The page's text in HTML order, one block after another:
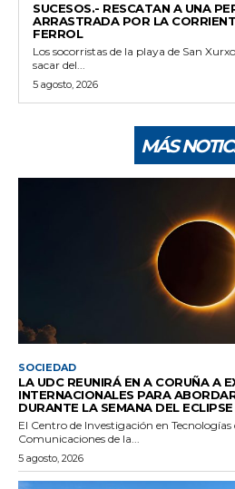
SUCESOS.- RESCATAN A UNA
ARRASTRADA POR LA
FERROL
Los socorristas de la playa de San
sacar del...
5 agosto, 2026
MÁS
SOCIEDAD
LA UDC REUNIRÁ EN A CORUÑA A
INTERNACIONALES PARA
DURANTE LA SEMANA DEL ECLIPSE
El Centro de Investigación en
Comunicaciones de la...
5 agosto, 2026